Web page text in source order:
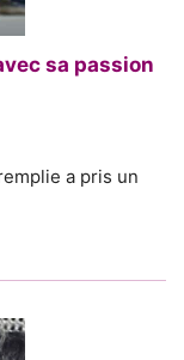
sa passion
a pris un